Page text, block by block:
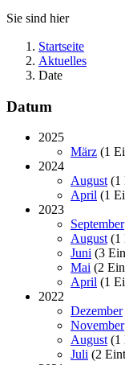
Sie sind hier
Startseite
Aktuelles
Date
Datum
2025
März (1
2024
August(1
April (1
2023
September
August(1
Juni (3
Mai (2
April (1
2022
Dezember
November
August(1
Juli (2